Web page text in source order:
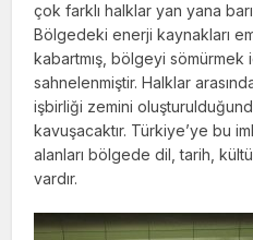
çok farklı halklar yan yana
Bölgedeki enerji kaynakları
kabartmış, bölgeyi sömürmek
sahnelenmiştir. Halklar
işbirliği zemini
kavuşacaktır. Türkiye’ye bu
alanları bölgede dil, tarih,
vardır.